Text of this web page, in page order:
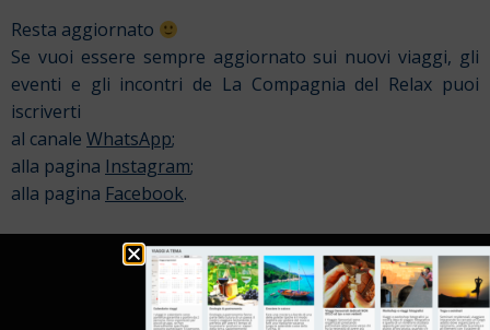
Resta aggiornato
Se vuoi essere sempre aggiornato sui nuovi viaggi, gli
eventi e gli incontri de La Compagnia del Relax puoi
iscriverti
al canale WhatsApp;
alla pagina Instagram;
alla pagina Facebook.